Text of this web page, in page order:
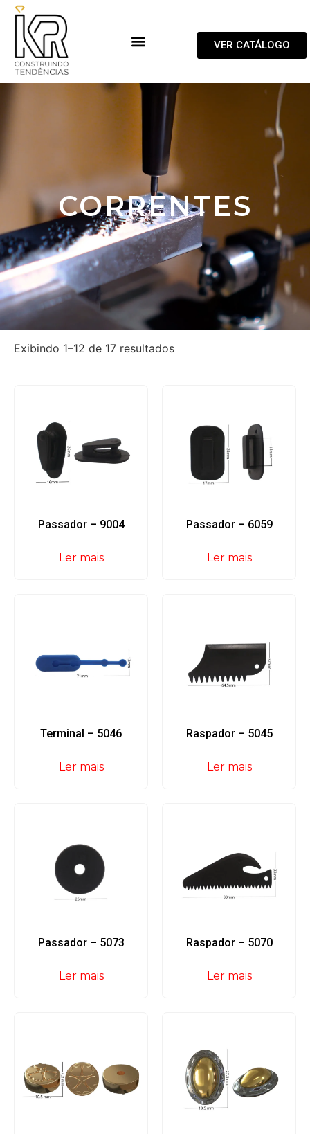
VER CATÁLOGO
CORRENTES
Exibindo 1–12 de 17 resultados
Passador – 9004
Ler mais
Passador – 6059
Ler mais
Terminal – 5046
Ler mais
Raspador – 5045
Ler mais
Passador – 5073
Ler mais
Raspador – 5070
Ler mais